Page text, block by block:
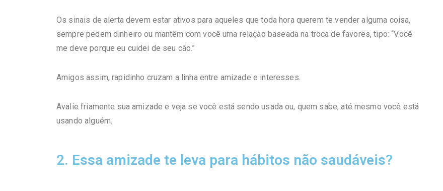
Os sinais de alerta devem estar ativos para aqueles que toda hora querem te vender alguma coisa,
sempre pedem dinheiro ou mantêm com você uma relação baseada na troca de favores, tipo: “Você
me deve porque eu cuidei de seu cão.”
Amigos assim, rapidinho cruzam a linha entre amizade e interesses.
Avalie friamente sua amizade e veja se você está sendo usada ou, quem sabe, até mesmo você está
usando alguém.
2. Essa amizade te leva para hábitos não saudáveis?